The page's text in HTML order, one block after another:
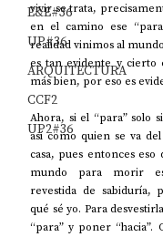
E&E#36
UP#36
ARQUITECTURA
CCF2
UP2#36
vivir se trata,
en el camino ese
realidad vinimos al
es tan evidente y cierto
más bien, por eso es
Ahora, si el “para” solo
así como quien se va
casa, pues entonces
mundo para morir
revestida de sabiduría,
qué sé yo. Para
“para” y poner “hacia”.